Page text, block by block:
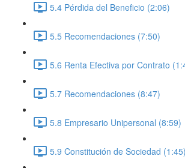
5.4 Pérdida del Beneficio (2:06)
5.5 Recomendaciones (7:50)
5.6 Renta Efectiva por Contrato
5.7 Recomendaciones (8:47)
5.8 Empresario Unipersonal (8:59)
5.9 Constitución de Sociedad (1:45)